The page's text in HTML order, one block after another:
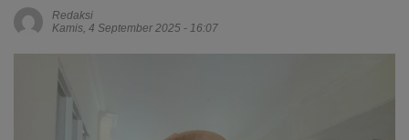
Redaksi
Kamis, 4 September 2025 - 16:07